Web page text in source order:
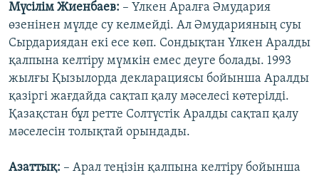
Мүсілім Жиенбаев: – Үлкен Аралға Әмудария
өзенінен мүлде су келмейді. Ал Әмударияның суы
Сырдариядан екі есе көп. Сондықтан Үлкен Аралды
қалпына келтіру мүмкін емес деуге болады. 1993
жылғы Қызылорда декларациясы бойынша Аралды
қазіргі жағдайда сақтап қалу мәселесі көтерілді.
Қазақстан бұл ретте Солтүстік Аралды сақтап қалу
мәселесін толықтай орындады.
Азаттық: – Арал теңізін қалпына келтіру бойынша